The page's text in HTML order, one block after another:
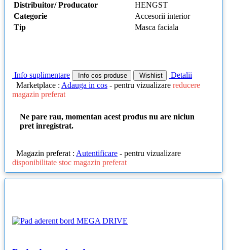
Distribuitor/ Producator
HENGST
Categorie
Accesorii interior
Tip
Masca faciala
Info suplimentare Info cos produse Wishlist
Detalii
Marketplace : Adauga in cos - pentru vizualizare reducere
magazin preferat
Ne pare rau, momentan acest produs nu are niciun
pret inregistrat.
Magazin preferat : Autentificare - pentru vizualizare
disponibilitate stoc magazin preferat